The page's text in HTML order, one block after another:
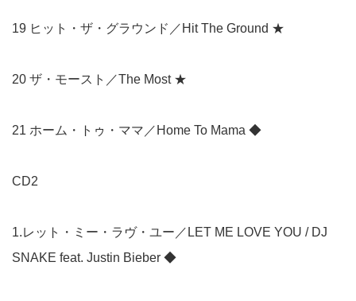
19 ヒット・ザ・グラウンド／Hit The Ground ★
20 ザ・モースト／The Most ★
21 ホーム・トゥ・ママ／Home To Mama ◆
CD2
1.レット・ミー・ラヴ・ユー／LET ME LOVE YOU / DJ
SNAKE feat. Justin Bieber ◆